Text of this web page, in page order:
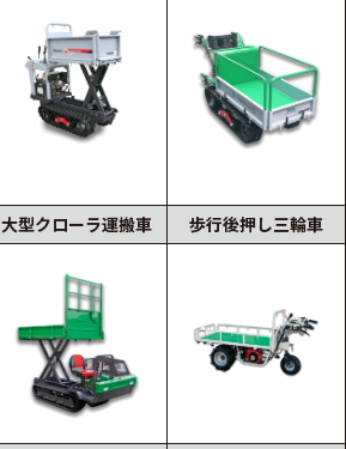
大型クローラ運搬車 歩行後押し三輪車